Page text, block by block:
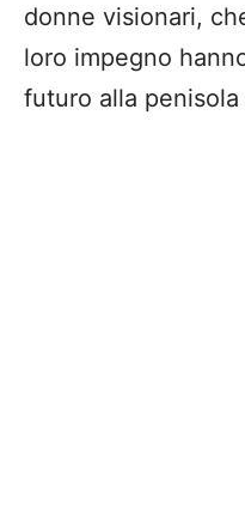
donne visionari,
loro impegno
futuro alla penisola